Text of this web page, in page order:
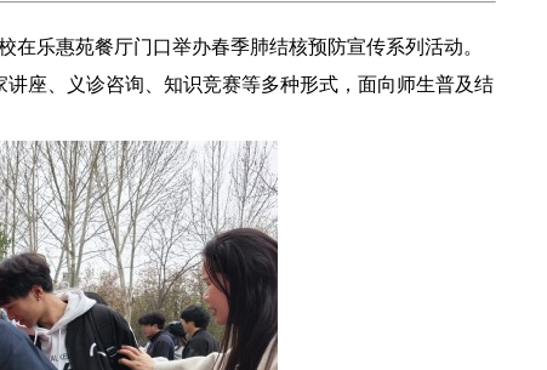
在乐惠苑餐厅门口举办春季肺结核预防宣传系列活动。
座、义诊咨询、知识竞赛等多种形式，面向师生普及结